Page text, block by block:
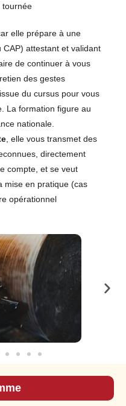
tournée
elle prépare à une
attestant et validant
de continuer à vous
des gestes
du cursus pour vous
La formation figure au
nationale.
, elle vous transmet des
directement
compte, et se veut
mise en pratique (cas
opérationnel